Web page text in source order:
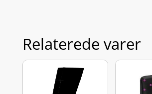
Relaterede varer